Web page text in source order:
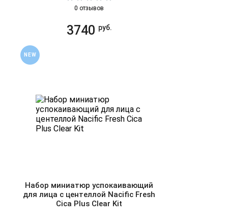
0 отзывов
3740 руб.
NEW
Набор миниатюр успокаивающий
для лица с центеллой Nacific Fresh
Cica Plus Clear Kit